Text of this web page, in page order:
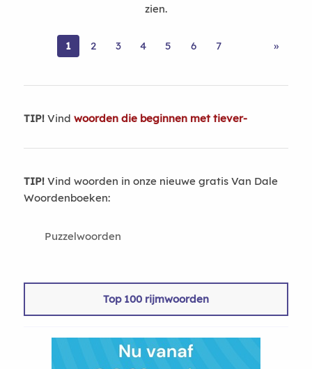
zien.
1 2 3 4 5 6 7 »
TIP!Vind woorden die beginnen met tiever-
TIP!Vind woorden in onze nieuwe gratis Van Dale
Woordenboeken:
Puzzelwoorden
Top 100 rijmwoorden